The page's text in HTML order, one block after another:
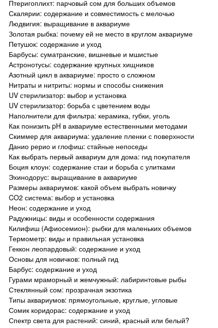
Птеригоплихт: парчовый сом для больших объемов
Скалярии: содержание и совместимость с мелочью
Людвигия: выращивание в аквариуме
Золотая рыбка: почему ей не место в круглом аквариуме
Петушок: содержание и уход
Барбусы: суматранские, вишневые и мшистые
Астронотусы: содержание крупных хищников
Азотный цикл в аквариуме: просто о сложном
Нитраты и нитриты: нормы и способы снижения
UV стерилизатор: выбор и установка
UV стерилизатор: борьба с цветением воды
Наполнители для фильтра: керамика, губки, уголь
Как понизить pH в аквариуме естественными методами
Скиммер для аквариума: удаление пленки с поверхности
Данио рерио и глофиш: стайные непоседы
Как выбрать первый аквариум для дома: гид покупателя
Боция клоун: содержание стаи и борьба с улитками
Эхинодорус: выращивание в аквариуме
Размеры аквариумов: какой объем выбрать новичку
CO2 система: выбор и установка
Неон: содержание и уход
Радужницы: виды и особенности содержания
Килифиш (Афиосемион): рыбки для маленьких объемов
Термометр: виды и правильная установка
Геккон леопардовый: содержание и уход
Основы для новичков: полный гид
Барбус: содержание и уход
Гурами мраморный и жемчужный: лабиринтовые рыбы
Стеклянный сом: прозрачная экзотика
Типы аквариумов: прямоугольные, круглые, угловые
Сомик коридорас: содержание и уход
Спектр света для растений: синий, красный или белый?